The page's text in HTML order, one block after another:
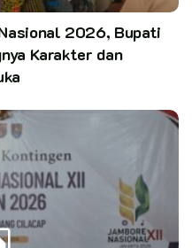
2026, Bupati
Karakter dan